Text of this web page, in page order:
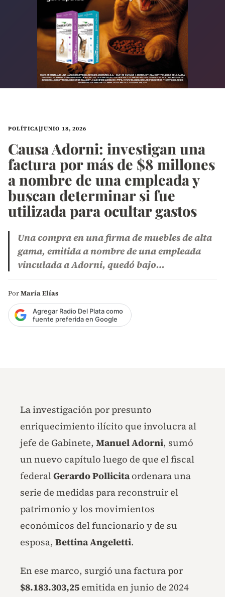
POLÍTICA|JUNIO 18, 2026
Causa Adorni: investigan una
factura por más de $8 millones
a nombre de una empleada y
buscan determinar si fue
utilizada para ocultar gastos
Una compra en una firma de muebles de alta
gama, emitida a nombre de una empleada
vinculada a Adorni, quedó bajo…
PorMaría Elías
Agregar Radio Del Plata como
fuente preferida en Google
La investigación por presunto
enriquecimiento ilícito que involucra al
jefe de Gabinete, Manuel Adorni, sumó
un nuevo capítulo luego de que el fiscal
federalGerardo Pollicitaordenara una
serie de medidas para reconstruir el
patrimonio y los movimientos
económicos del funcionario y de su
esposa, Bettina Angeletti.
En ese marco, surgió una factura por
$8.183.303,25 emitida en junio de 2024